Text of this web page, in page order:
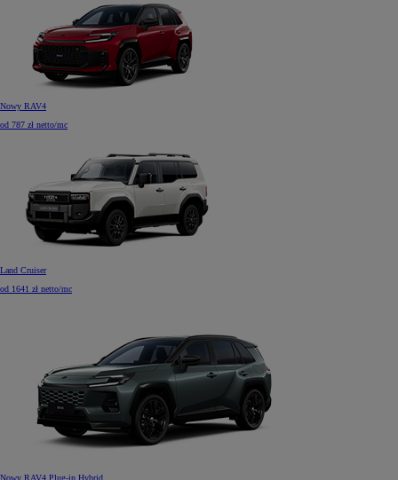
Nowy RAV4
od 787 zł netto/mc
Land Cruiser
od 1641 zł netto/mc
Nowy RAV4 Plug-in Hybrid